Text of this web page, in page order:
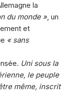
la
du monde », un
et
« sans
Uni sous la
le peuple
même, inscrit